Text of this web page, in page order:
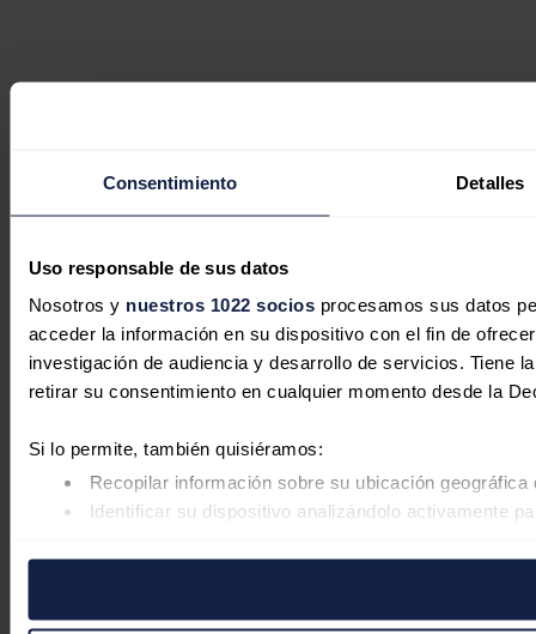
Consentimiento Detalles
Uso responsable de sus datos
Nosotros y nuestros 1022 sociosprocesamos sus datos
acceder la información en su dispositivo con el fin de
investigación de audiencia y desarrollo de servicios. Tiene
retirar su consentimiento en cualquier momento desde la
Si lo permite, también quisiéramos:
Recopilar información sobre su ubicación
Identificar su dispositivo analizándolo activamente
Las cookies de este sitio web se usan para personalizar el